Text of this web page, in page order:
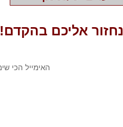
אליכם בהקדם!
אימייל